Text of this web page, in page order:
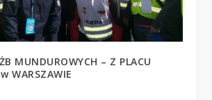
MUNDUROWYCH – Z PLACU
WARSZAWIE